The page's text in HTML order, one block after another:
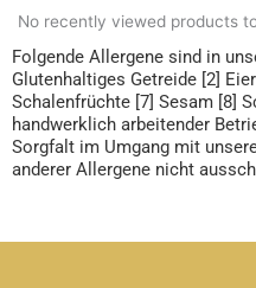
No recently viewed products
Folgende Allergene sind in
Glutenhaltiges Getreide [2]
Schalenfrüchte [7] Sesam [8]
handwerklich arbeitender
Sorgfalt im Umgang mit
anderer Allergene nicht